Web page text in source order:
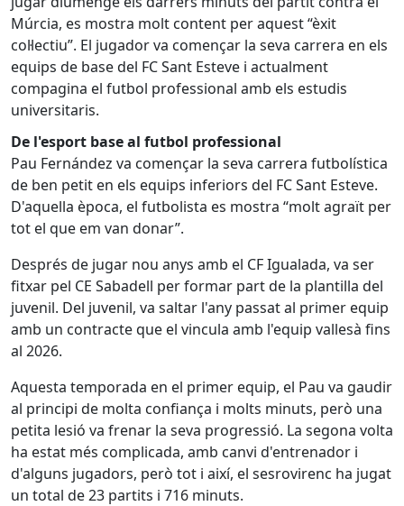
Múrcia, es mostra molt content per aquest “èxit
col·lectiu”. El jugador va començar la seva carrera en els
equips de base del FC Sant Esteve i actualment
compagina el futbol professional amb els estudis
universitaris.
De l'esport base al futbol professional
Pau Fernández va començar la seva carrera futbolística
de ben petit en els equips inferiors del FC Sant Esteve.
D'aquella època, el futbolista es mostra “molt agraït per
tot el que em van donar”.
Després de jugar nou anys amb el CF Igualada, va ser
fitxar pel CE Sabadell per formar part de la plantilla del
juvenil. Del juvenil, va saltar l'any passat al primer equip
amb un contracte que el vincula amb l'equip vallesà fins
al 2026.
Aquesta temporada en el primer equip, el Pau va gaudir
al principi de molta confiança i molts minuts, però una
petita lesió va frenar la seva progressió. La segona volta
ha estat més complicada, amb canvi d'entrenador i
d'alguns jugadors, però tot i així, el sesrovirenc ha jugat
un total de 23 partits i 716 minuts.